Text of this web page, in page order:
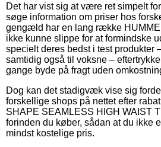
Det har vist sig at være ret simpelt
søge information om priser hos
gengæld har en lang række
ikke kunne slippe for at formindske
specielt deres bedst i test produkter
samtidig også til voksne –
gange byde på fragt uden
Dog kan det stadigvæk vise sig
forskellige shops på nettet efter
SHAPE SEAMLESS HIGH WAIST
forinden du køber, sådan at du ikke
mindst kostelige pris.